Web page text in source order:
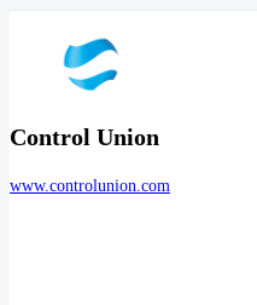
Control Union
www.controlunion.com